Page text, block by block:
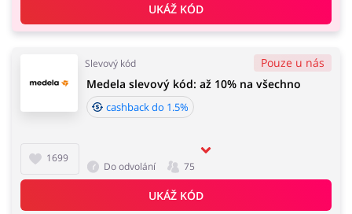
UKÁŽ KÓD
Slevový kód Pouze u nás
1699
Medela slevový kód: až 10% na všechno
cashback do 1.5%
Do odvolání 75
UKÁŽ KÓD